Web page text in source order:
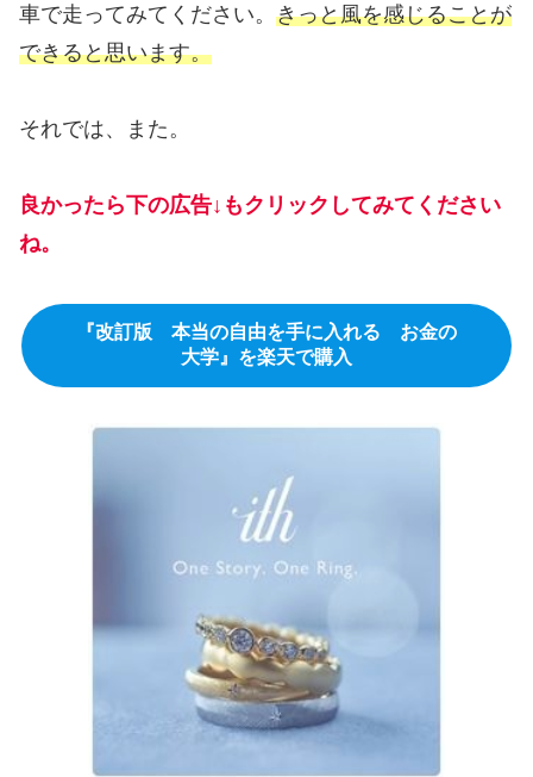
車で走ってみてください。 きっと風を感じることが
できると思います。
それでは、また。
良かったら下の広告↓もクリックしてみてください
ね。
『改訂版 本当の自由を手に入れる お金の
大学』を楽天で購入